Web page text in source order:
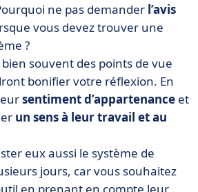
ne pas demander l’avis
vous devez trouver une
?
souvent des points de vue
bonifier votre réflexion. En
sentiment d’appartenance et
un sens à leur travail et au
eux aussi le système de
jours, car vous souhaitez